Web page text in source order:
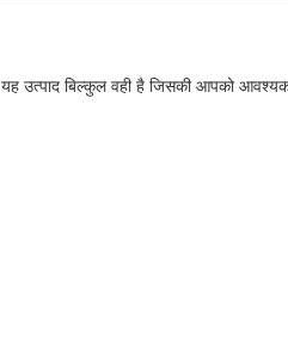
उत्पाद बिल्कुल वही है जिसकी आपको